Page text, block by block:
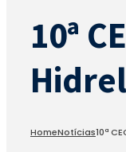
10ª
HomeNotícias10ª